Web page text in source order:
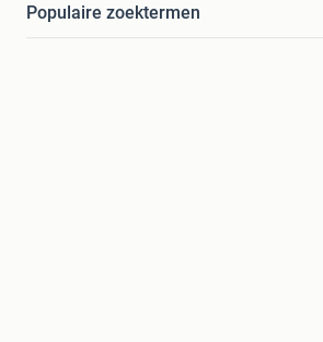
Populaire zoektermen